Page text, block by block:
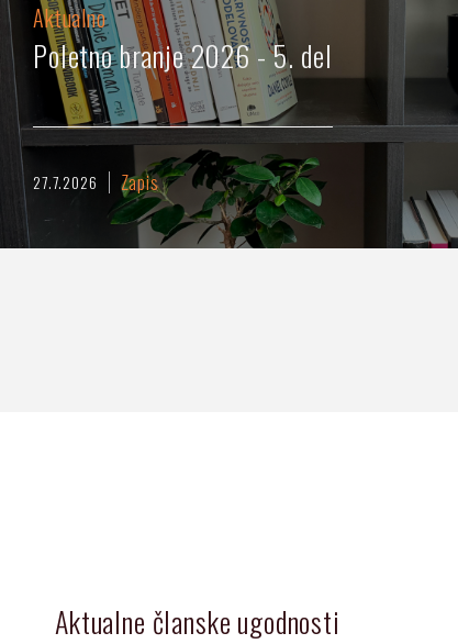
Aktualno
Poletno branje 2026 - 5. del
27.7.2026 Zapis
Aktualne članske ugodnosti